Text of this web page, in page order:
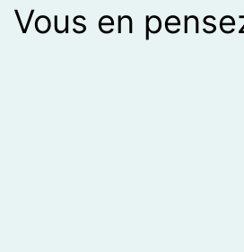
Vous en